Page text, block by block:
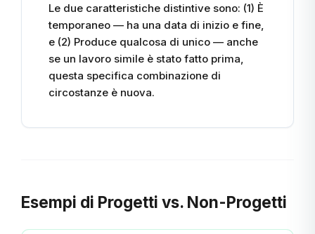
Le due caratteristiche distintive sono: (1) È
temporaneo — ha una data di inizio e fine,
e (2) Produce qualcosa di unico — anche
se un lavoro simile è stato fatto prima,
questa specifica combinazione di
circostanze è nuova.
Esempi di Progetti vs. Non-Progetti